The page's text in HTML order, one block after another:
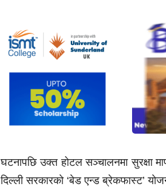
घटनापछि उक्त होटल सञ्चालनमा सुरक्षा
दिल्ली सरकारको ‘बेड एन्ड ब्रेकफास्ट’